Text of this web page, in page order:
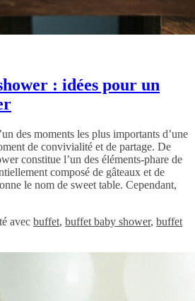
: idées pour un
des moments les plus importants d’une
de convivialité et de partage. De
constitue l’un des éléments-phare de
composé de gâteaux et de
le nom de sweet table. Cependant,
avec buffet, buffet baby shower, buffet